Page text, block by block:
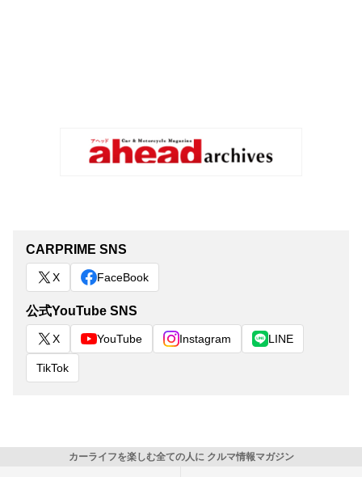
CARPRIME SNS
X FaceBook
公式YouTube SNS
X YouTube Instagram LINE
TikTok
カーライフを楽しむ全ての人に クルマ情報マガジン